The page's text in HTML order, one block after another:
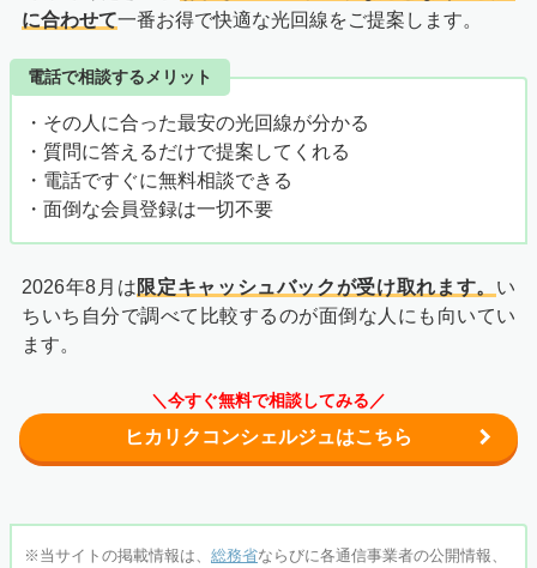
に合わせて一番お得で快適な光回線をご提案します。
電話で相談するメリット
・その人に合った最安の光回線が分かる
・質問に答えるだけで提案してくれる
・電話ですぐに無料相談できる
・面倒な会員登録は一切不要
2026年8月は限定キャッシュバックが受け取れます。 い
ちいち自分で調べて比較するのが面倒な人にも向いてい
ます。
＼今すぐ無料で相談してみる／
ヒカリクコンシェルジュはこちら
※当サイトの掲載情報は、 総務省ならびに各通信事業者の公開情報、